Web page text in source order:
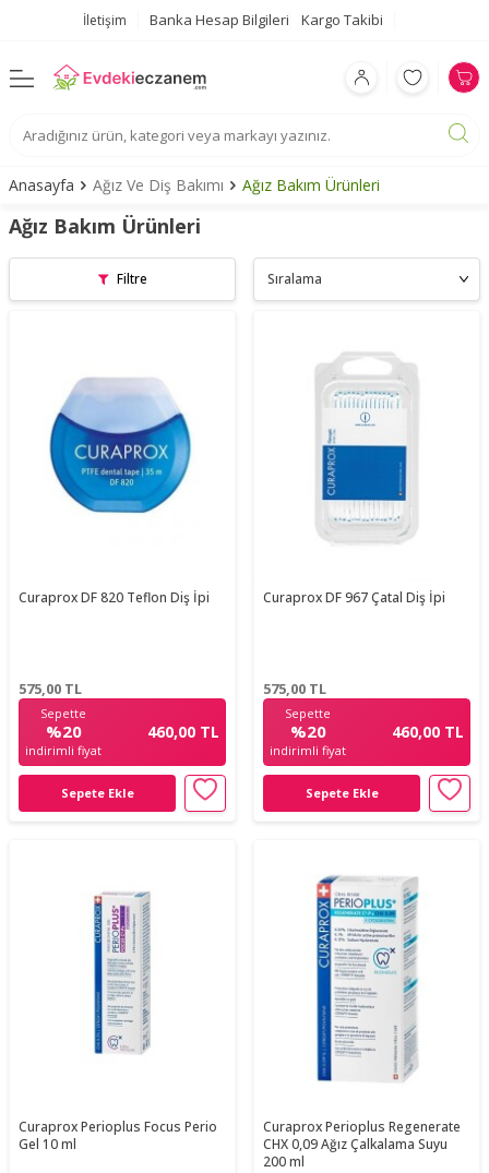
İletişim Banka Hesap Bilgileri Kargo Takibi
Anasayfa Ağız Ve Diş Bakımı Ağız Bakım Ürünleri
Ağız Bakım Ürünleri
Filtre
Curaprox DF 820 Teflon Diş İpi
575,00 TL
Sepette
%20
indirimli fiyat
460,00 TL
Sepete Ekle
Curaprox DF 967 Çatal Diş İpi
575,00 TL
Sepette
%20
indirimli fiyat
460,00 TL
Sepete Ekle
Curaprox Perioplus Focus Perio
Gel 10 ml
Curaprox Perioplus Regenerate
CHX 0,09 Ağız Çalkalama Suyu
200 ml